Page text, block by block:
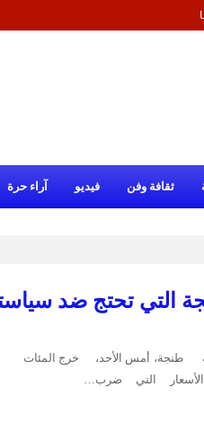
ثقافة وفن فيديو آراء حرة
التي تحتج ضد
طنجة، أمس الأحد، خرج المئات
الأسعار التي ضرب…